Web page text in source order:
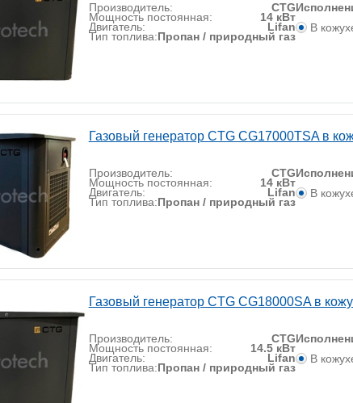
Производитель: CTG
Мощность постоянная: 14 кВт
Двигатель: Lifan
Тип топлива:Пропан / природный газ
В
Газовый генератор CTG CG17000TSA в
Производитель: CTG
Мощность постоянная: 14 кВт
Двигатель: Lifan
Тип топлива:Пропан / природный газ
В
Газовый генератор CTG CG18000SA в
Производитель: CTG
Мощность постоянная: 14.5 кВт
Двигатель: Lifan
Тип топлива:Пропан / природный газ
В